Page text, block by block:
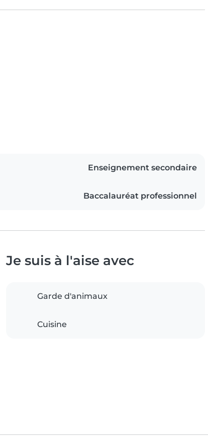
Enseignement secondaire
Baccalauréat professionnel
Je suis à l'aise avec
Garde d'animaux
Cuisine